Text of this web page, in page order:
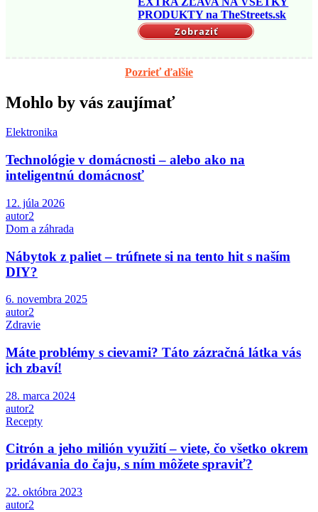
PRODUKTY na TheStreets.sk
Zobraziť
Pozrieť ďalšie
Mohlo by vás zaujímať
Elektronika
Technológie v domácnosti – alebo ako na
inteligentnú domácnosť
12. júla 2026
autor2
Dom a záhrada
Nábytok z paliet – trúfnete si na tento hit s naším
DIY?
6. novembra 2025
autor2
Zdravie
Máte problémy s cievami? Táto zázračná látka vás
ich zbaví!
28. marca 2024
autor2
Recepty
Citrón a jeho milión využití – viete, čo všetko okrem
pridávania do čaju, s ním môžete spraviť?
22. októbra 2023
autor2